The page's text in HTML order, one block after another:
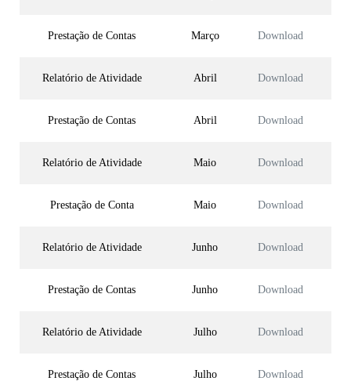
Prestação de Contas Março Download
Relatório de Atividade Abril Download
Prestação de Contas Abril Download
Relatório de Atividade Maio Download
Prestação de Conta Maio Download
Relatório de Atividade Junho Download
Prestação de Contas Junho Download
Relatório de Atividade Julho Download
Prestação de Contas Julho Download